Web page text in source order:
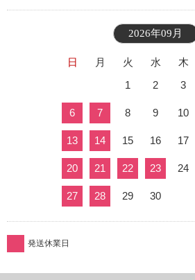
2026年09月
日 月 火 水 木
1
2 3
6 7 8 9 10
13 14 15 16 17
20 21 22 23 24
27 28 29 30
発送休業日